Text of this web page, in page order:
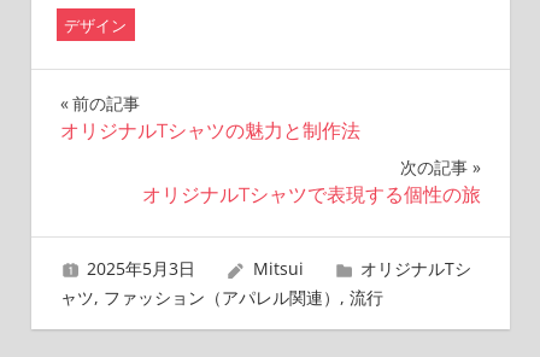
デザイン
投
ビ
ゲ
前の記事
オリジナルTシャツの魅力と制作法
次の記事
オリジナルTシャツで表現する個性の旅
2025年5月3日 Mitsui
オリジナルTシ
ャツ, ファッション（アパレル関連） , 流行